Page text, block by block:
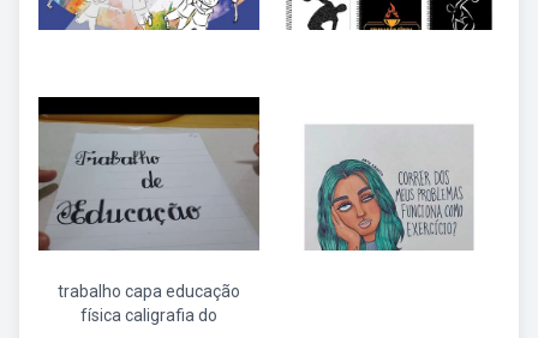
trabalho capa educação
física caligrafia do